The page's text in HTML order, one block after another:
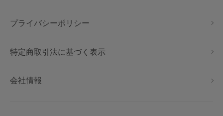
プライバシーポリシー
特定商取引法に基づく表示
会社情報